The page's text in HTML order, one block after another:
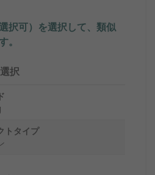
択可）を選択して、類似
。
択
トタイプ